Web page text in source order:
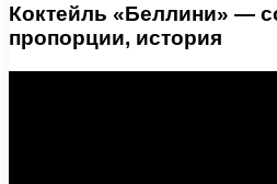
Коктейль «Беллини» —
пропорции, история